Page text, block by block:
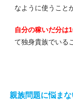
なように使うこと
自分の稼いだ分は
て独身貴族でいる
親族問題に悩ま